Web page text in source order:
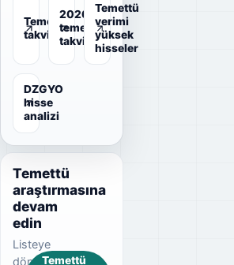
Temettü
takvimi
2026
temettü
takvimi
Temettü
verimi
yüksek
hisseler
DZGYO
hisse
analizi
Temettü
araştırmasına
devam
edin
Listeye
dönerekTemettü